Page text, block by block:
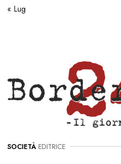
« Lug
SOCIETÀ EDITRICE